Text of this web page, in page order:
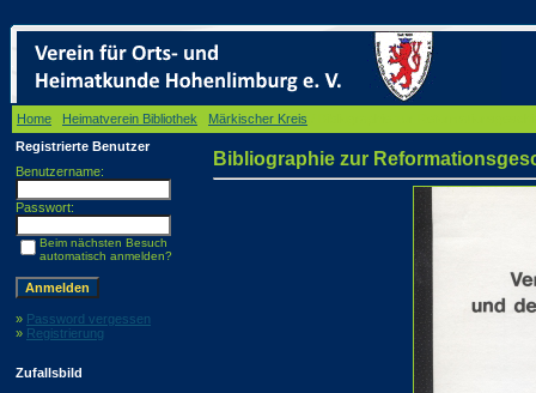
Home Heimatverein Bibliothek Märkischer Kreis
Registrierte Benutzer
Benutzername:
Passwort:
Beim nächsten Besuch
automatisch anmelden?
» Password vergessen
» Registrierung
Zufallsbild
Bibliographie zur